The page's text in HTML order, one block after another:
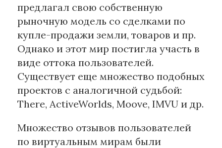
предлагал свою собственную
рыночную модель со сделками по
купле-продажи земли, товаров и пр.
Однако и этот мир постигла участь в
виде оттока пользователей.
Существует еще множество подобных
проектов с аналогичной судьбой:
There, ActiveWorlds, Moove, IMVU и др.
Множество отзывов пользователей
по виртуальным мирам были